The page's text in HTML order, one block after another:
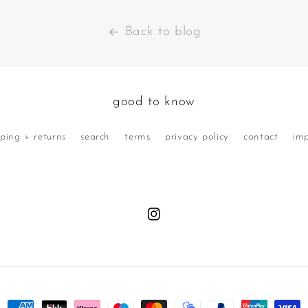
Back to blog
good to know
+ returns search terms privacy policy contact
Instagram